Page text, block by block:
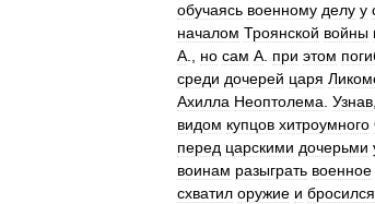
обучаясь военному делу у
началом Троянской войны
А
но сам А при этом
среди дочерей царя
Ахилла Неоптолема Узнав
видом купцов хитроумного
перед царскими дочерьми
воинам разыграть военное
схватил оружие и бросился